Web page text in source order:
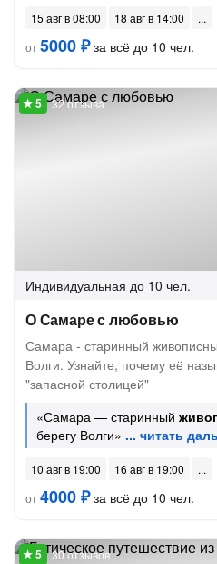
15 авг в 08:00
18 авг в 14:00
от5000 ₽за всё до 10 чел.
32 отзыва
Индивидуальная до 10 чел.
О Самаре с любовью
Самара - старинный
Волги. Узнайте, почему её
"запасной столицей"
«Самара — старинный
берегу Волги»
10 авг в 19:00
16 авг в 19:00
от4000 ₽за всё до 10 чел.
30 отзывов